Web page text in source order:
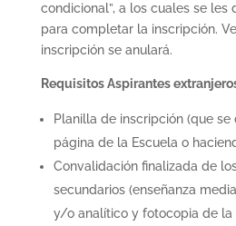
condicional”, a los cuales se les
para completar la inscripción.
inscripción se anulará.
Requisitos Aspirantes
Planilla de inscripción (que
página de la Escuela o
Convalidación finalizada de
secundarios (enseñanza
y/o analítico y fotocopia de la